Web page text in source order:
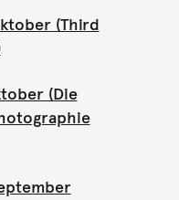
(Third
(Die